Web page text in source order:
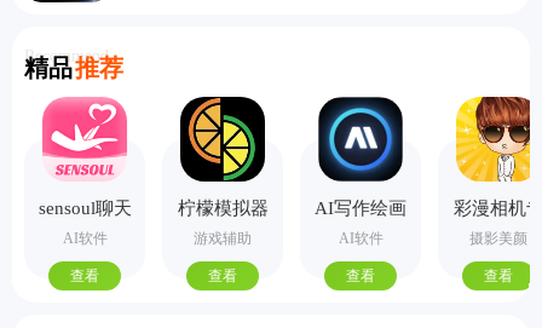
精品推荐
Recommend
sensoul聊天
AI软件
查看
柠檬模拟器
手机版
游戏辅助
查看
AI写作绘画
视频PPT助
手
AI软件
查看
彩漫相机
业版
摄影美颜
查看